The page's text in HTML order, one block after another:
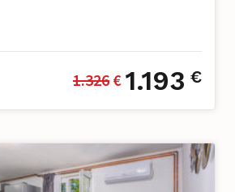
1.326 € 1.193 €